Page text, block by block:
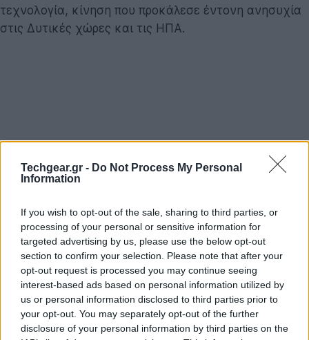
Techgear.gr - Do Not Process My Personal
Information
If you wish to opt-out of the sale, sharing to third parties, or
processing of your personal or sensitive information for
targeted advertising by us, please use the below opt-out
section to confirm your selection. Please note that after your
opt-out request is processed you may continue seeing
interest-based ads based on personal information utilized by
us or personal information disclosed to third parties prior to
your opt-out. You may separately opt-out of the further
disclosure of your personal information by third parties on the
τεχνολογία, κίνηση που προκάλεσε έντονη ανησυχία
στις Δυτικές χώρες και τις ΗΠΑ.